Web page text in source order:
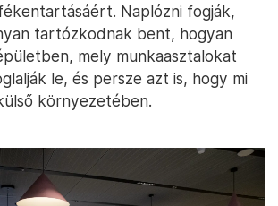
Naplózni fogják,
tartózkodnak bent, hogyan
mely munkaasztalokat
le, és persze azt is, hogy mi
környezetében.